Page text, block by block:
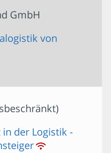
GmbH
von
der Logistik -